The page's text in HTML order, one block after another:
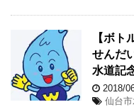
【ボ
せんだ
水道記
2018/
仙台